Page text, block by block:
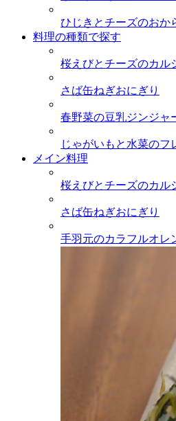
ひじきとチーズのおか
料理の種類で探す
桜えびとチーズのカル
さば缶ねぎおにぎり
春野菜の豆乳ジンジャ
じゃがいもと水菜のフ
メイン料理
桜えびとチーズのカル
さば缶ねぎおにぎり
手羽元のカラフルオレ